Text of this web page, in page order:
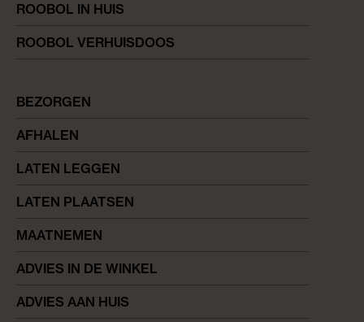
ROOBOL IN HUIS
ROOBOL VERHUISDOOS
BEZORGEN
AFHALEN
LATEN LEGGEN
LATEN PLAATSEN
MAATNEMEN
ADVIES IN DE WINKEL
ADVIES AAN HUIS